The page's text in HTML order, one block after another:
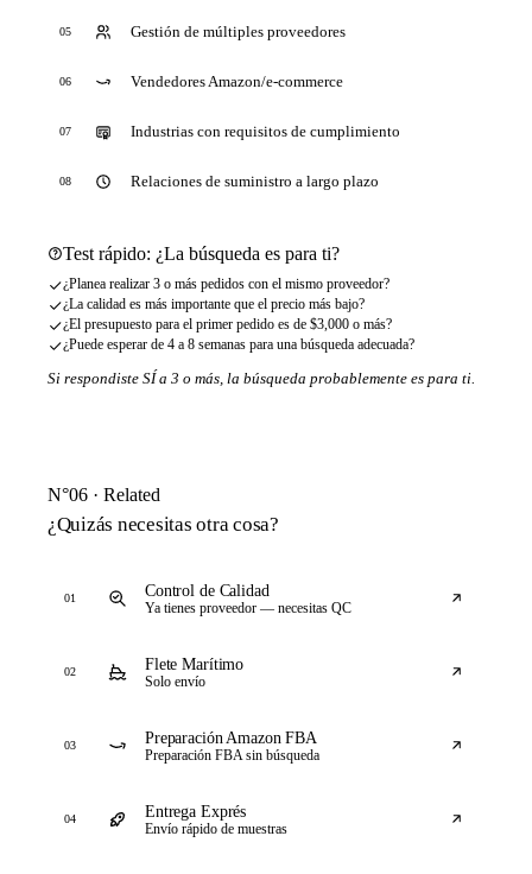
05 Gestión de múltiples proveedores
06 Vendedores Amazon/e-commerce
07 Industrias con requisitos de cumplimiento
08 Relaciones de suministro a largo plazo
Test rápido: ¿La búsqueda es para ti?
¿Planea realizar 3 o más pedidos con el mismo proveedor?
¿La calidad es más importante que el precio más bajo?
¿El presupuesto para el primer pedido es de $3,000 o más?
¿Puede esperar de 4 a 8 semanas para una búsqueda adecuada?
Si respondiste SÍ a 3 o más, la búsqueda probablemente es para ti.
N°06 · Related
¿Quizás necesitas otra cosa?
01 Control de Calidad
Ya tienes proveedor — necesitas QC
02 Flete Marítimo
Solo envío
03 Preparación Amazon FBA
Preparación FBA sin búsqueda
04 Entrega Exprés
Envío rápido de muestras